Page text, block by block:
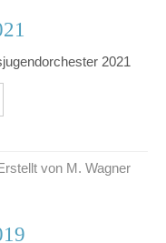
2021
von M. Wagner